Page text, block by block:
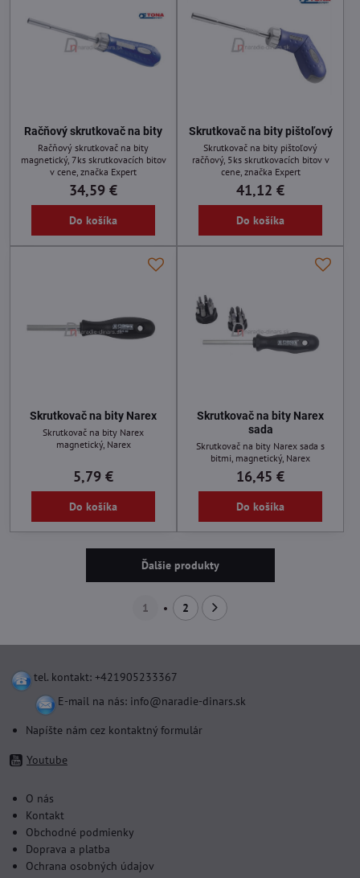
Račňový skrutkovač na bity
Račňový skrutkovač na bity
magnetický, 7ks skrutkovacích bitov
v cene, značka Expert
34,59 €
Do košíka
Skrutkovač na bity pištoľový
Skrutkovač na bity pištoľový
račňový, 5ks skrutkovacích bitov v
cene, značka Expert
41,12 €
Do košíka
Skrutkovač na bity Narex
Skrutkovač na bity Narex
magnetický, Narex
5,79 €
Do košíka
Skrutkovač na bity Narex
sada
Skrutkovač na bity Narex sada s
bitmi, magnetický, Narex
16,45 €
Do košíka
Ďalšie produkty
1 2
tel. kontakt: +421905233367
E-mail na nás: info@naradie-dinars.sk
Napíšte nám cez kontaktný formulár
Youtube
O nás
Kontakt
Obchodné podmienky
Doprava a platba
Ochrana osobných údajov